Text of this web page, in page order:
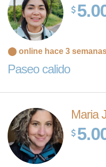
⬤ online hace 3
Paseo calido
Maria